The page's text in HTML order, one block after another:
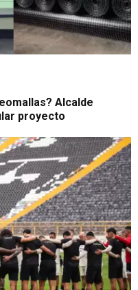
Alcalde
proyecto